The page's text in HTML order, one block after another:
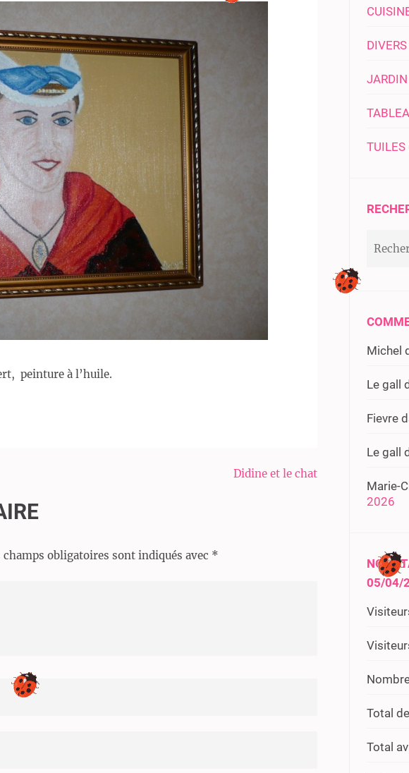
peinture à l’huile.
Didine et le chat
champs obligatoires sont indiqués avec *
DIVERS
JARDIN
TUILES
Michel
Le gall
Fievre
Le gall
Marie-
2026
NOS
05/04/
Total
Total